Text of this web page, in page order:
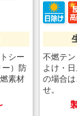
シー
ー）防
素材
不燃テ
よけ・
の場合
せ。